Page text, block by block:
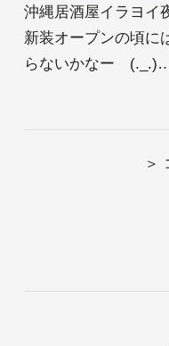
沖縄居酒屋イラヨイ
新装オープンの頃に
らないかなー